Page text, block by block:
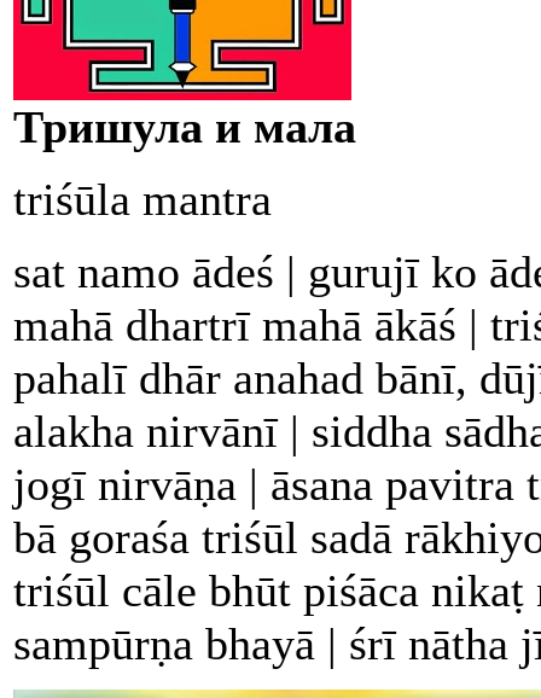
Тришула и мала
triśūla mantra
sat namo ādeś | gurujī ko
mahā dhartrī mahā ākāś |
pahalī dhār anahad bānī,
alakha nirvānī | siddha
jogī nirvāṇa | āsana pavitra
bā goraśa triśūl sadā
triśūl cāle bhūt piśāca
sampūrṇa bhayā | śrī nātha